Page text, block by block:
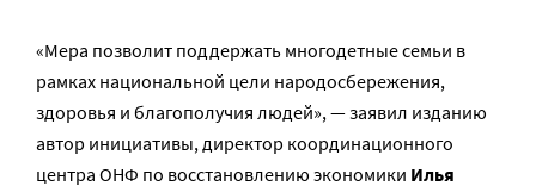
«Мера позволит поддержать многодетные семьи в
рамках национальной цели народосбережения,
здоровья и благополучия людей», — заявил изданию
автор инициативы, директор координационного
центра ОНФ по восстановлению экономики Илья